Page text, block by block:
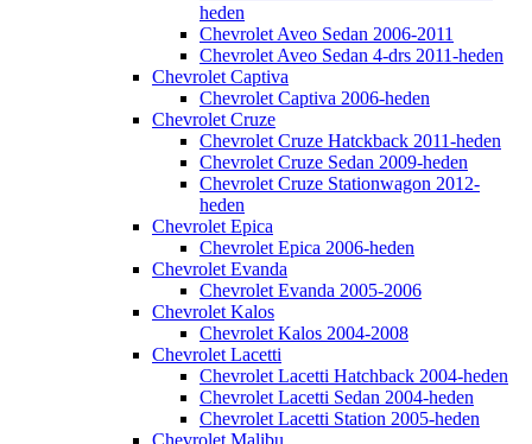
heden
Chevrolet Aveo Sedan 2006-2011
Chevrolet Aveo Sedan 4-drs 2011-heden
Chevrolet Captiva
Chevrolet Captiva 2006-heden
Chevrolet Cruze
Chevrolet Cruze Hatckback 2011-heden
Chevrolet Cruze Sedan 2009-heden
Chevrolet Cruze Stationwagon 2012-
heden
Chevrolet Epica
Chevrolet Epica 2006-heden
Chevrolet Evanda
Chevrolet Evanda 2005-2006
Chevrolet Kalos
Chevrolet Kalos 2004-2008
Chevrolet Lacetti
Chevrolet Lacetti Hatchback 2004-heden
Chevrolet Lacetti Sedan 2004-heden
Chevrolet Lacetti Station 2005-heden